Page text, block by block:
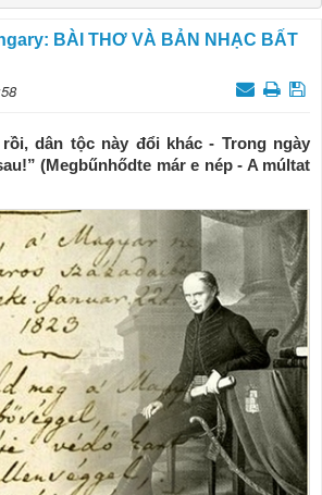
BÀI THƠ VÀ BẢN NHẠC BẤT
dân tộc này đổi khác - Trong ngày
(Megbűnhődte már e nép - A múltat